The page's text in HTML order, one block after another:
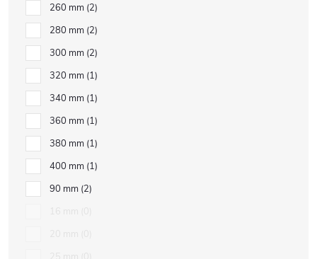
260 mm 2
280 mm 2
300 mm 2
320 mm 1
340 mm 1
360 mm 1
380 mm 1
400 mm 1
90 mm 2